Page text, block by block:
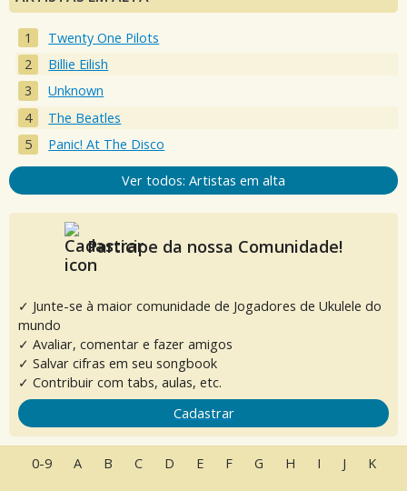
Twenty One Pilots
Billie Eilish
Unknown
The Beatles
Panic! At The Disco
Ver todos: Artistas em alta
Participe da nossa Comunidade!
✓ Junte-se à maior comunidade de Jogadores de Ukulele do
mundo
✓ Avaliar, comentar e fazer amigos
✓ Salvar cifras em seu songbook
✓ Contribuir com tabs, aulas, etc.
Cadastrar
0-9 A B C D E F G H I J
K